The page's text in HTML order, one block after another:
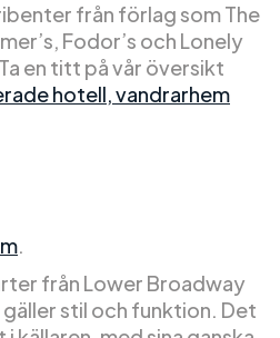
från förlag som The
Fodor’s och Lonely
en titt på vår översikt
hotell, vandrarhem
.
från Lower Broadway
stil och funktion. Det